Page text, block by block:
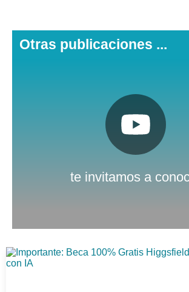
Otras publicaciones ...
te invitamos a
Pulsa aquí